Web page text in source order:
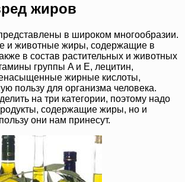
жиров
в широком многообразии.
и животные жиры, содержащие в
в состав растительных и животных
группы A и E, лецитин,
жирные кислоты,
пользу для организма человека.
на три категории, поэтому надо
содержащие жиры, но и
они нам принесут.